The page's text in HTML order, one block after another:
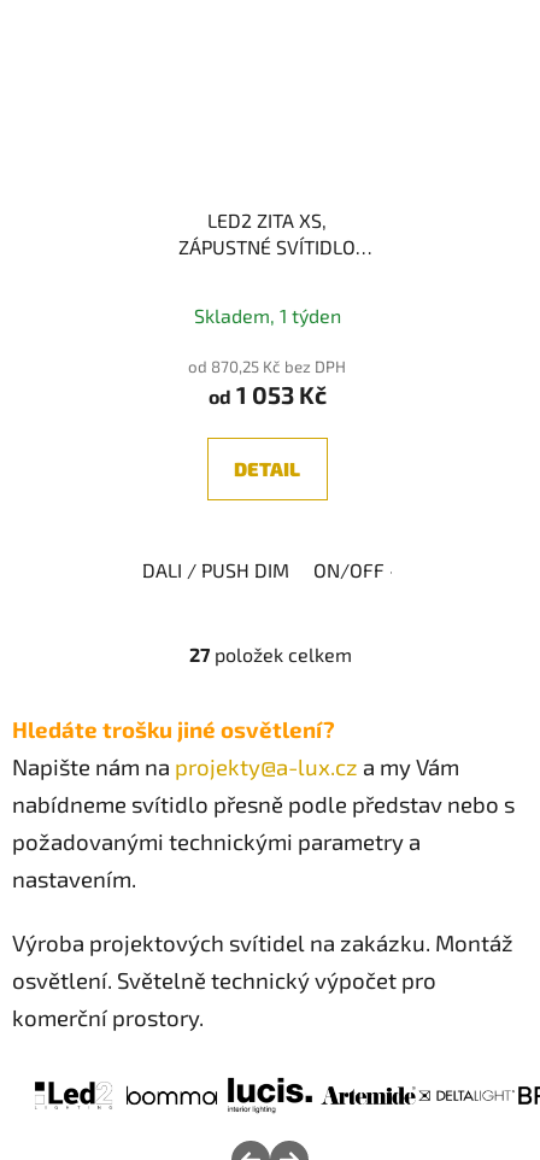
LED2 ZITA XS,
ZÁPUSTNÉ SVÍTIDLO
Skladem, 1 týden
od 870,25 Kč bez DPH
od 1 053 Kč
DETAIL
DALI / PUSH DIM ON/OFF - TRIAC (Fázové)
O
l
á
d
a
í
v
k
y
i
s
u
27položek celkem
Hledáte trošku jiné osvětlení?
Napište nám na projekty@a-lux.cz a my Vám
nabídneme svítidlo přesně podle představ nebo s
požadovanými technickými parametry a
nastavením.
Výroba projektových svítidel na zakázku. Montáž
osvětlení. Světelně technický výpočet pro
komerční prostory.